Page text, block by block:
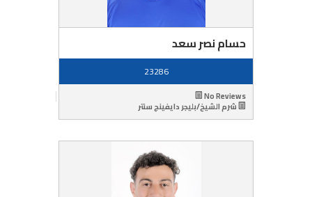
حسام نصر سعد
23286
No Reviews
شرم الشيخ/بليجر دايفينج سنتر